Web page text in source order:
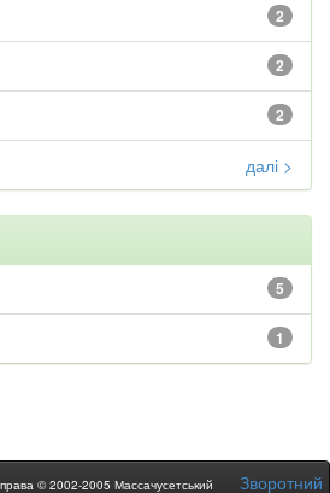
2
2
2
далі >
5
1
права © 2002-2005 Массачусетський Зворотний